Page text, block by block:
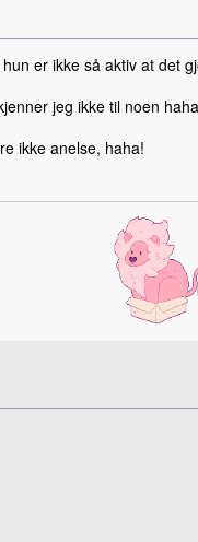
er ikke så aktiv at det
jeg ikke til noen
ikke anelse, haha!